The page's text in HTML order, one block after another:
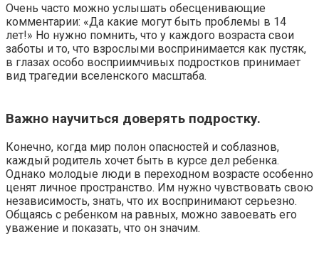
Очень часто можно услышать обесценивающие
комментарии: «Да какие могут быть проблемы в 14
лет!» Но нужно помнить, что у каждого возраста свои
заботы и то, что взрослыми воспринимается как пустяк,
в глазах особо восприимчивых подростков принимает
вид трагедии вселенского масштаба.
Важно научиться доверять подростку.
Конечно, когда мир полон опасностей и соблазнов,
каждый родитель хочет быть в курсе дел ребенка.
Однако молодые люди в переходном возрасте особенно
ценят личное пространство. Им нужно чувствовать свою
независимость, знать, что их воспринимают серьезно.
Общаясь с ребенком на равных, можно завоевать его
уважение и показать, что он значим.